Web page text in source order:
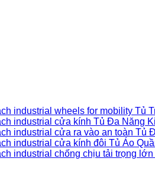
Tủ
Tủ Đa Năng
Tủ
Tủ Áo